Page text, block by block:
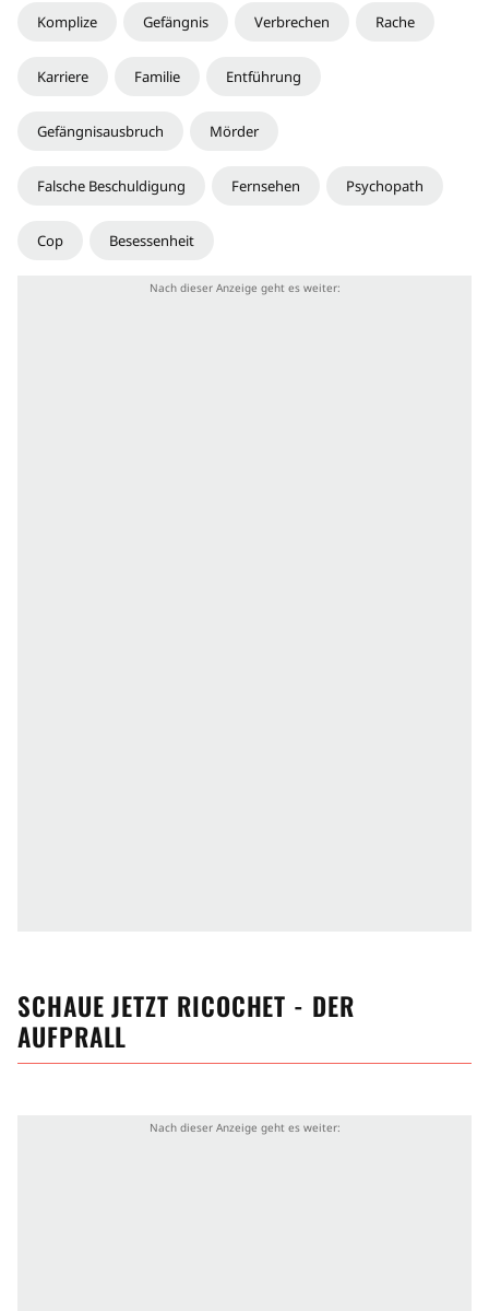
Komplize Gefängnis Verbrechen Rache
Karriere Familie Entführung
Gefängnisausbruch Mörder
Falsche Beschuldigung Fernsehen Psychopath
Cop Besessenheit
SCHAUE JETZT RICOCHET - DER
AUFPRALL